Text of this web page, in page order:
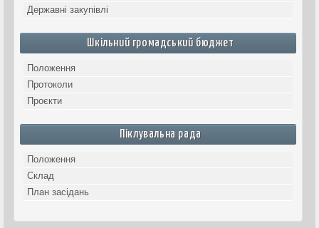
Державні закупівлі
Шкільний громадський бюджет
Положення
Протоколи
Проєкти
Піклувальна рада
Положення
Склад
План засідань